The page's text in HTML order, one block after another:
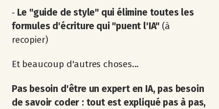
‐ Le "guide de style" qui élimine toutes les
formules d'écriture qui "puent l'IA" (à
recopier)
Et beaucoup d'autres choses...
Pas besoin d'être un expert en IA, pas besoin
de savoir coder : tout est expliqué pas à pas,